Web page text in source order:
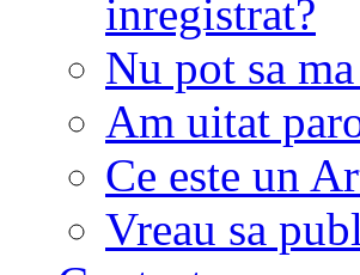
inregistrat?
Nu pot sa
Am uitat
Ce este un
Vreau sa